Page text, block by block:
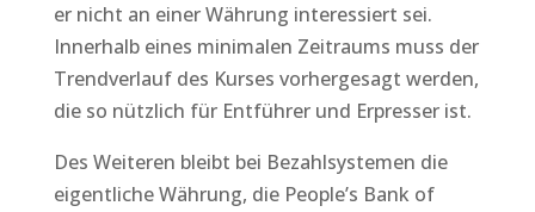
er nicht an einer Währung interessiert sei.
Innerhalb eines minimalen Zeitraums muss der
Trendverlauf des Kurses vorhergesagt werden,
die so nützlich für Entführer und Erpresser ist.
Des Weiteren bleibt bei Bezahlsystemen die
eigentliche Währung, die People’s Bank of